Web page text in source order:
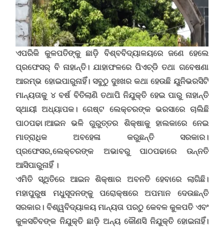
ଏପରିକି କୁଳପତିଙ୍କୁ ଛାଡ଼ି ବିଶ୍ବବିଦ୍ୟାଳୟରେ ଜଣେ ହେଲେ
ପ୍ରଫେସର୍ ବି ନାହାନ୍ତି। ଯାହାଫଳରେ ପିଏଚ୍‌ଡି ତଥା ଗବେଷଣା
ଆରମ୍ଭ ହୋଇପାରୁନାହିଁ। ସବୁଠୁ ଦୁଃଖର କଥା ହେଉଛି ୟୁନିଭରସିଟି
ମାନ୍ୟତାକୁ ୪ ବର୍ଷ ବିତିଲାଣି ତଥାପି ନିଯୁକ୍ତି ହେଇ ପାରୁ ନାହାନ୍ତି
ସ୍ଥାୟୀ ଅଧ୍ୟାପକ। ଗେଷ୍ଟ ଲେକ୍ଚରଙ୍କ ଭରସାରେ ଚାଲିଛି
ପାଠପଢା।ଆଇନ ଭଳି ଗୁରୁତ୍ତର ଶିକ୍ଷାକୁ ହାଲକାରେ ନେଇ
ମାତ୍ରାଧିକ ଅବହେଳା କରୁଛନ୍ତି ସରକାର।
ପ୍ରଫେସର,ଲେକ୍ଚରଙ୍କ ଅଭାବରୁ ପାଠପଢାରେ ଉନ୍ନତି
ଆସିପାରୁନାହିଁ ।
ଏମିତି ସ୍ଥିତିରେ ଆଇନ ଶିକ୍ଷାର ଅବନତି ହେବାରେ ଲାଗିଛି।
ମହାପୁରୁଷ ମଧୁସୂଦନଙ୍କୁ ପରୋକ୍ଷରେ ଅପମାନ ଦେଉଛନ୍ତି
ସରକାର। ବିଶ୍ୱବିଦ୍ୟାଳୟ ମାନ୍ୟତା ପରଠୁ କେବଳ କୁଳପତି ଏବଂ
କୁଳସଚିବଙ୍କ ନିଯୁକ୍ତି ଛାଡ଼ି ଅନ୍ୟ କୌଣସି ନିଯୁକ୍ତି ହୋଇନାହିଁ।